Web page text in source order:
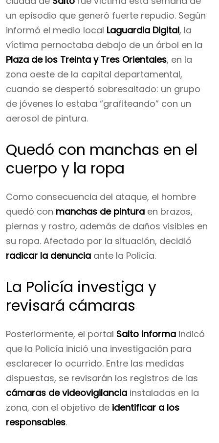
un episodio que generó fuerte repudio. Según
informó el medio local Laguardia Digital, la
víctima pernoctaba debajo de un árbol en la
Plaza de los Treinta y Tres Orientales, en la
zona oeste de la capital departamental,
cuando se despertó sobresaltado: un grupo
de jóvenes lo estaba “grafiteando” con un
aerosol de pintura.
Quedó con manchas en el
cuerpo y la ropa
Como consecuencia del ataque, el hombre
quedó con manchas de pintura en brazos,
piernas y rostro, además de daños visibles en
su ropa. Afectado por la situación, decidió
radicar la denuncia ante la Policía.
La Policía investiga y
revisará cámaras
Posteriormente, el portal Salto Informa indicó
que la Policía inició una investigación para
esclarecer lo ocurrido. Entre las medidas
dispuestas, se revisarán los registros de las
cámaras de videovigilancia instaladas en la
zona, con el objetivo de identificar a los
responsables.